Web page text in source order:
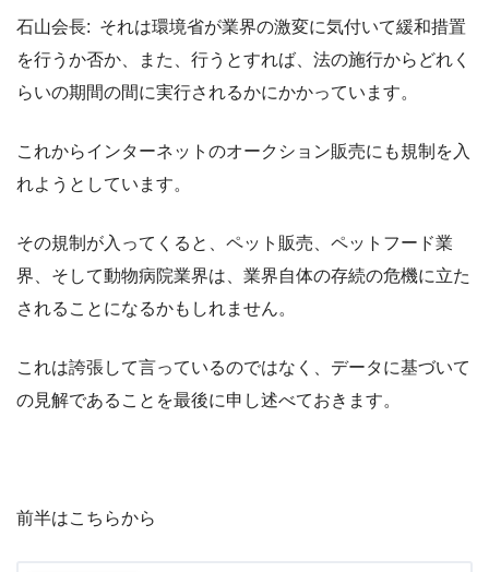
石山会長: それは環境省が業界の激変に気付いて緩和措置
を行うか否か、また、行うとすれば、法の施行からどれく
らいの期間の間に実行されるかにかかっています。
これからインターネットのオークション販売にも規制を入
れようとしています。
その規制が入ってくると、ペット販売、ペットフード業
界、そして動物病院業界は、業界自体の存続の危機に立た
されることになるかもしれません。
これは誇張して言っているのではなく、データに基づいて
の見解であることを最後に申し述べておきます。
前半はこちらから